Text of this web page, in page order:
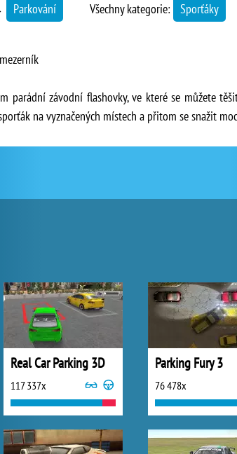
Parkování Všechny kategorie: Sporťáky
parádní závodní flashovky, ve které se můžete
na vyznačených místech a přitom se snažit
Real Car Parking 3D
117 337x
Parking Fury 3
76 478x